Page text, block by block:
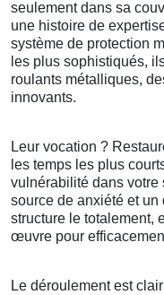
seulement dans sa
une histoire de
système de protection
les plus sophistiqués,
roulants métalliques,
innovants.
Leur vocation ?
les temps les plus
vulnérabilité dans votre
source de anxiété et un
structure le totalement,
œuvre pour
Le déroulement est